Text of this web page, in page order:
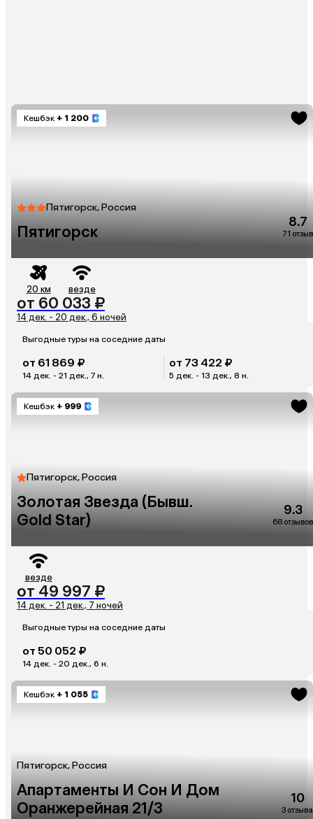
Кешбэк + 1 200
Пятигорск, Россия
Пятигорск
8.7
71 отзыв
20 км везде
от 60 033 ₽
14 дек. - 20 дек., 6 ночей
Выгодные туры на соседние даты
от 61 869 ₽
14 дек. - 21 дек., 7 н.
от 73 422 ₽
5 дек. - 13 дек., 8 н.
Кешбэк + 999
Пятигорск, Россия
Золотая Звезда (Бывш.
Gold Star)
9.3
68 отзывов
везде
от 49 997 ₽
14 дек. - 21 дек., 7 ночей
Выгодные туры на соседние даты
от 50 052 ₽
14 дек. - 20 дек., 6 н.
Кешбэк + 1 055
Пятигорск, Россия
Апартаменты И Сон И Дом
Оранжерейная 21/3
10
3 отзыва